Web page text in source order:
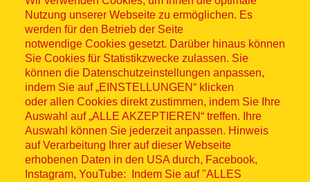
Nutzung unserer Webseite zu ermöglichen. Es
werden für den Betrieb der Seite
notwendige Cookies gesetzt. Darüber hinaus können
Sie Cookies für Statistikzwecke zulassen. Sie
können die Datenschutzeinstellungen anpassen,
indem Sie auf „EINSTELLUNGEN“ klicken
oder allen Cookies direkt zustimmen, indem Sie Ihre
Auswahl auf „ALLE AKZEPTIEREN“ treffen. Ihre
Auswahl können Sie jederzeit anpassen. Hinweis
auf Verarbeitung Ihrer auf dieser Webseite
erhobenen Daten in den USA durch, Facebook,
Instagram, YouTube: Indem Sie auf "ALLES
Sitemap
© ASB 2026
Fußzeilenmenü
Impressum